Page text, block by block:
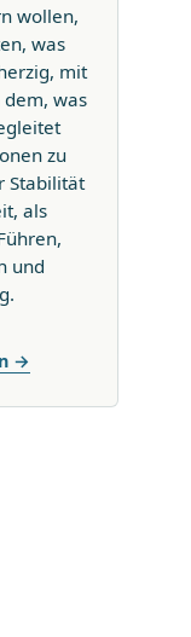
wollen,
was
mit
was
zu
Stabilität
als
und
→